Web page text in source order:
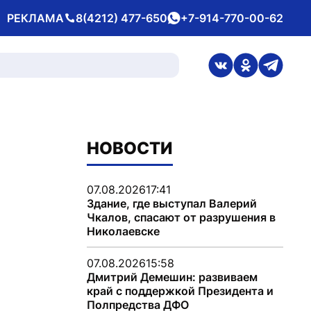
РЕКЛАМА
Телефон 8(4212) 477-650whatsApp
+7-914-770-00-62
ссылка на
ссылка на
НОВОСТИ
07.08.202617:41
Здание, где выступал Валерий
Чкалов, спасают от разрушения в
Николаевске
07.08.202615:58
Дмитрий Демешин: развиваем
край с поддержкой Президента и
Полпредства ДФО